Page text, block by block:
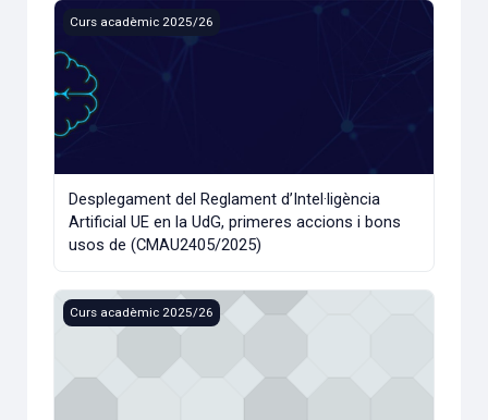
Desplegament del Reglament d’Intel·ligència Artificial UE
Curs acadèmic 2025/26
Desplegament del Reglament d’Intel·ligència
Artificial UE en la UdG, primeres accions i bons
usos de (CMAU2405/2025)
Fonaments teòrics de l'ètica en la recerca [En línia i
Curs acadèmic 2025/26